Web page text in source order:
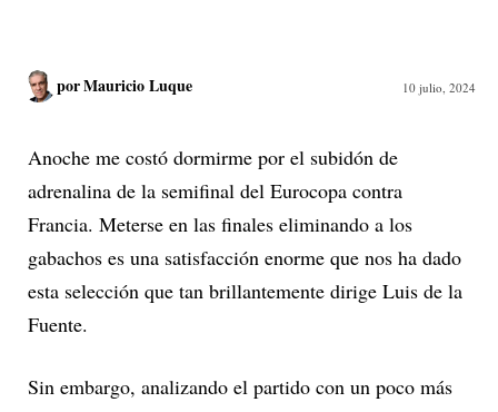
porMauricio Luque 10 julio, 2024
Anoche me costó dormirme por el subidón de
adrenalina de la semifinal del Eurocopa contra
Francia. Meterse en las finales eliminando a los
gabachos es una satisfacción enorme que nos ha dado
esta selección que tan brillantemente dirige Luis de la
Fuente.
Sin embargo, analizando el partido con un poco más